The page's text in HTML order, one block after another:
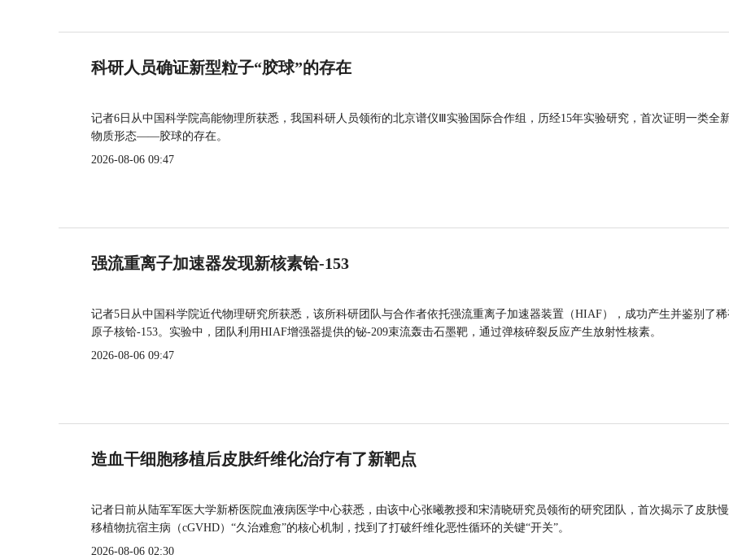
科研人员确证新型粒子“胶球”的存在
记者6日从中国科学院高能物理所获悉，我国科研人员领衔的北京谱仪Ⅲ实验国际合作组，历经15年实验研究，首次证明一类全
物质形态——胶球的存在。
2026-08-06 09:47
强流重离子加速器发现新核素铪-153
记者5日从中国科学院近代物理研究所获悉，该所科研团队与合作者依托强流重离子加速器装置（HIAF），成功产生并鉴别了
原子核铪-153。实验中，团队利用HIAF增强器提供的铋-209束流轰击石墨靶，通过弹核碎裂反应产生放射性核素。
2026-08-06 09:47
造血干细胞移植后皮肤纤维化治疗有了新靶点
记者日前从陆军军医大学新桥医院血液病医学中心获悉，由该中心张曦教授和宋清晓研究员领衔的研究团队，首次揭示了皮肤
移植物抗宿主病（cGVHD）“久治难愈”的核心机制，找到了打破纤维化恶性循环的关键“开关”。
2026-08-06 02:30